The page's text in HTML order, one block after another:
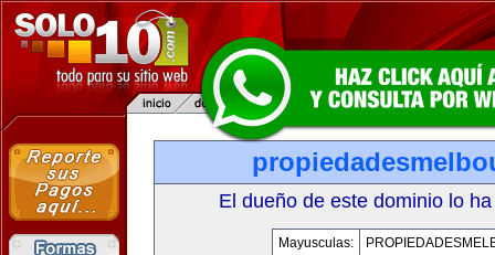
El dueño de este dominio lo
Mayusculas: